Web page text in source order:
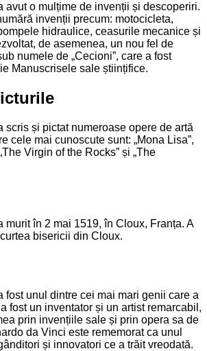
avut o mulțime de invenții și descoperiri.
invenții precum: motocicleta,
hidraulice, ceasurile mecanice și
de asemenea, un nou fel de
numele de „Cecioni”, care a fost
Manuscrisele sale științifice.
scris și pictat numeroase opere de artă
cele mai cunoscute sunt: „Mona Lisa”,
Virgin of the Rocks” și „The
murit în 2 mai 1519, în Cloux, Franța. A
bisericii din Cloux.
fost unul dintre cei mai mari genii care a
fost un inventator și un artist remarcabil,
prin invențiile sale și prin opera sa de
da Vinci este rememorat ca unul
și innovatori ce a trăit vreodată.